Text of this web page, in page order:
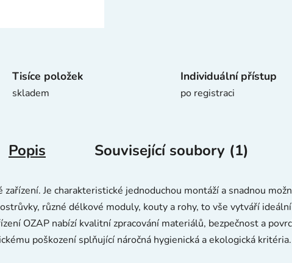
Tisíce položek
skladem
Individuální přístup
po registraci
Popis Související soubory (1)
Je charakteristické jednoduchou montáží a snadnou
různé délkové moduly, kouty a rohy, to vše vytváří
OZAP nabízí kvalitní zpracování materiálů, bezpečnost a
poškození splňující náročná hygienická a ekologická kritéria.